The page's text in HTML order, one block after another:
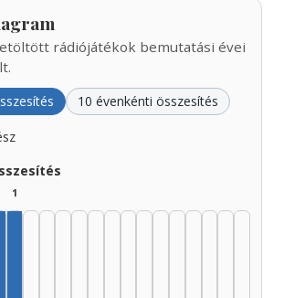
rádiójátékok bemutatási évei
10 évenkénti összesítés
1